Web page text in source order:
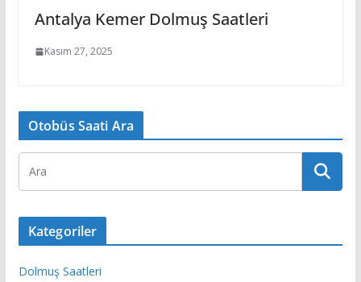
Antalya Kemer Dolmuş Saatleri
Kasım 27, 2025
Otobüs Saati Ara
Kategoriler
Dolmuş Saatleri